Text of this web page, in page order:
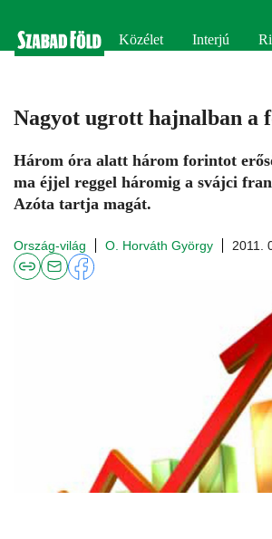
Közélet Interjú
Nagyot ugrott hajnalban a
Három óra alatt három forintot
ma éjjel reggel háromig a svájci
Azóta tartja magát.
Ország-világ O. Horváth György 2011.